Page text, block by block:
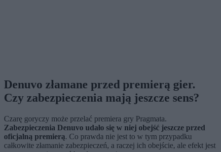
Denuvo złamane przed premierą gier.
Czy zabezpieczenia mają jeszcze sens?
Czarę goryczy może przelać premiera gry Pragmata.
Zabezpieczenia Denuvo udało się w niej obejść jeszcze przed
oficjalną premierą. Co prawda nie jest to w tym przypadku
całkowite złamanie zabezpieczeń, a raczej ich obejście, ale efekt jest